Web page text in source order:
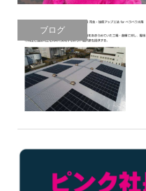
ブログ